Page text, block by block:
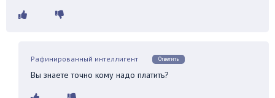
Рафинированный интеллигент Ответить
Вы знаете точно кому надо платить?